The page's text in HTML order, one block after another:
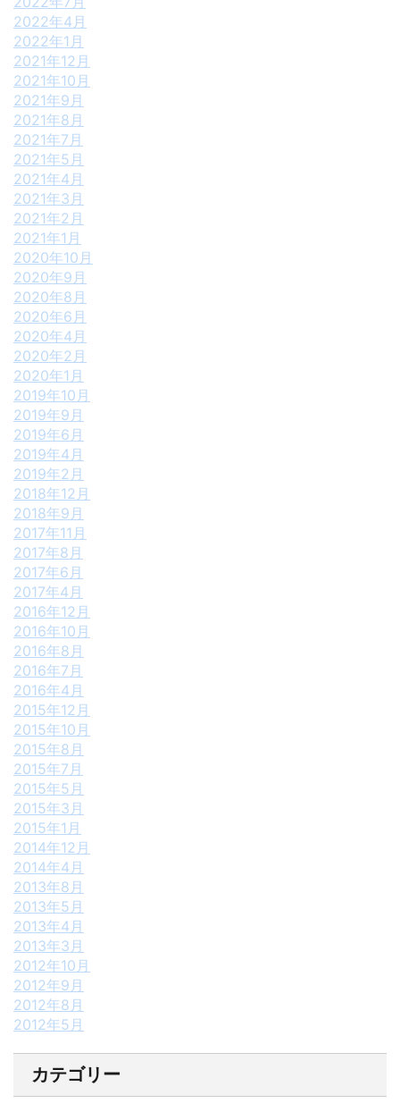
2022年4月
2022年1月
2021年12月
2021年10月
2021年9月
2021年8月
2021年7月
2021年5月
2021年4月
2021年3月
2021年2月
2021年1月
2020年10月
2020年9月
2020年8月
2020年6月
2020年4月
2020年2月
2020年1月
2019年10月
2019年9月
2019年6月
2019年4月
2019年2月
2018年12月
2018年9月
2017年11月
2017年8月
2017年6月
2017年4月
2016年12月
2016年10月
2016年8月
2016年7月
2016年4月
2015年12月
2015年10月
2015年8月
2015年7月
2015年5月
2015年3月
2015年1月
2014年12月
2014年4月
2013年8月
2013年5月
2013年4月
2013年3月
2012年10月
2012年9月
2012年8月
2012年5月
カテゴリー